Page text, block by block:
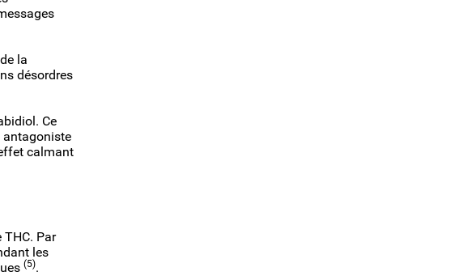
la
désordres
Ce
antagoniste
calmant
Par
les
(5).